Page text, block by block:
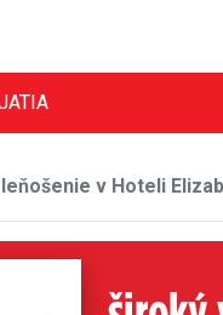
v Hoteli